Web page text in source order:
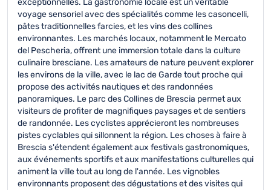
exceptionnelles. La gastronomie locale est un véritable
voyage sensoriel avec des spécialités comme les casoncelli,
pâtes traditionnelles farcies, et les vins des collines
environnantes. Les marchés locaux, notamment le Mercato
del Pescheria, offrent une immersion totale dans la culture
culinaire bresciane. Les amateurs de nature peuvent explorer
les environs de la ville, avec le lac de Garde tout proche qui
propose des activités nautiques et des randonnées
panoramiques. Le parc des Collines de Brescia permet aux
visiteurs de profiter de magnifiques paysages et de sentiers
de randonnée. Les cyclistes apprécieront les nombreuses
pistes cyclables qui sillonnent la région. Les choses à faire à
Brescia s'étendent également aux festivals gastronomiques,
aux événements sportifs et aux manifestations culturelles qui
animent la ville tout au long de l'année. Les vignobles
environnants proposent des dégustations et des visites qui